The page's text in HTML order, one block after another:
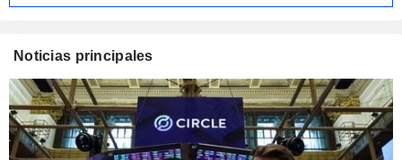
Noticias principales